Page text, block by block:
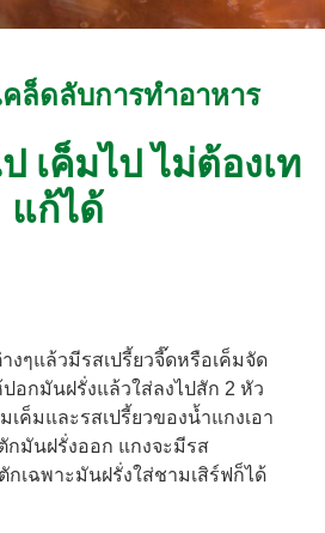
คล็ดลับการทำอาหาร
เค็มไป ไม่ต้องเท
แก้ได้
ๆแล้วมีรสเปรี้ยวจี๊ดหรือเค็มจัด
อกมันฝรั่งแล้วใส่ลงไปสัก 2 หัว
ค็มและรสเปรี้ยวของน้ำแกงเอา
กมันฝรั่งออก แกงจะมีรส
เฉพาะมันฝรั่งใส่ชามเสิร์ฟก็ได้